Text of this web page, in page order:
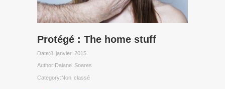
Protégé : The home stuff
Date:8 janvier 2015
Author: Daiane Soares
Category:Non classé